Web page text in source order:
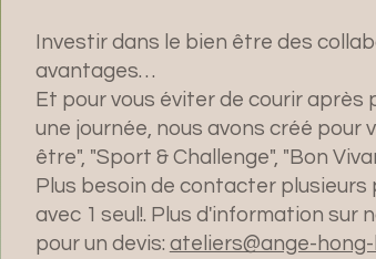
Investir dans le bien être des
avantages…
Et pour vous éviter de courir
une journée, nous avons créé pour
être", "Sport & Challenge", "Bon
Plus besoin de contacter
avec 1 seul!. Plus d'information sur
pour un devis: ateliers@ange-